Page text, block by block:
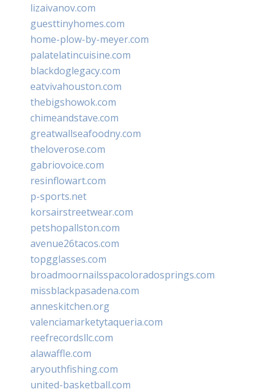
lizaivanov.com
guesttinyhomes.com
home-plow-by-meyer.com
palatelatincuisine.com
blackdoglegacy.com
eatvivahouston.com
thebigshowok.com
chimeandstave.com
greatwallseafoodny.com
theloverose.com
gabriovoice.com
resinflowart.com
p-sports.net
korsairstreetwear.com
petshopallston.com
avenue26tacos.com
topgglasses.com
broadmoornailsspacoloradosprings.com
missblackpasadena.com
anneskitchen.org
valenciamarketytaqueria.com
reefrecordsllc.com
alawaffle.com
aryouthfishing.com
united-basketball.com